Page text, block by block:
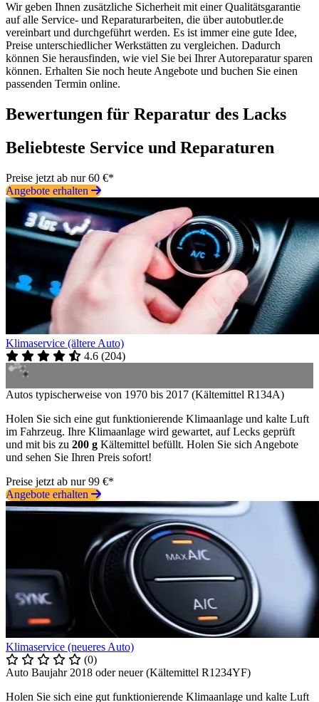
Wir geben Ihnen zusätzliche Sicherheit mit einer Qualitätsgarantie
auf alle Service- und Reparaturarbeiten, die über autobutler.de
vereinbart und durchgeführt werden. Es ist immer eine gute Idee,
Preise unterschiedlicher Werkstätten zu vergleichen. Dadurch
können Sie herausfinden, wie viel Sie bei Ihrer Autoreparatur sparen
können. Erhalten Sie noch heute Angebote und buchen Sie einen
passenden Termin online.
Bewertungen für Reparatur des Lacks
Beliebteste Service und Reparaturen
Preise jetzt ab nur 60 €*
Angebote erhalten
Klimaservice (ältere Auto)
4.6 (204)
Autos typischerweise von 1970 bis 2017 (Kältemittel R134A)
Holen Sie sich eine gut funktionierende Klimaanlage und kalte Luft
im Fahrzeug. Ihre Klimaanlage wird gewartet, auf Lecks geprüft
und mit bis zu 200 g Kältemittel befüllt. Holen Sie sich Angebote
und sehen Sie Ihren Preis sofort!
Preise jetzt ab nur 99 €*
Angebote erhalten
Klimaservice (neueres Auto)
(0)
Auto Baujahr 2018 oder neuer (Kältemittel R1234YF)
Holen Sie sich eine gut funktionierende Klimaanlage und kalte Luft